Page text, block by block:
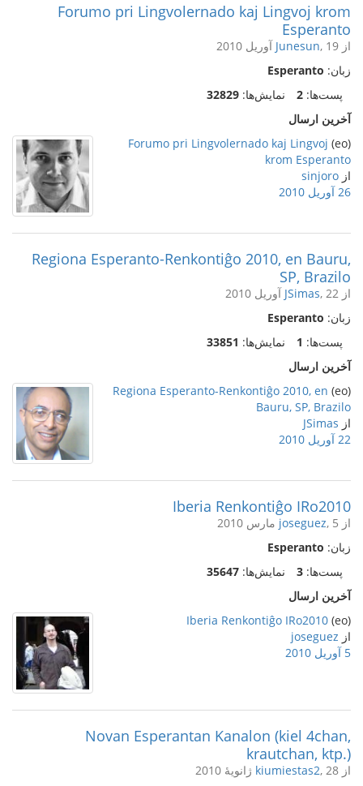
Forumo pri Lingvolernado kaj Lingvoj krom
Esperanto
از Junesun, 19 آوریل 2010
زبان: Esperanto
پست‌ها: 2 نمایش‌ها: 32829
آخرین ارسال
(eo)
Forumo pri Lingvolernado kaj Lingvoj
krom Esperanto
از sinjoro
26 آوریل 2010
Regiona Esperanto-Renkontiĝo 2010, en Bauru,
SP, Brazilo
از JSimas, 22 آوریل 2010
زبان: Esperanto
پست‌ها: 1 نمایش‌ها: 33851
آخرین ارسال
(eo)
Regiona Esperanto-Renkontiĝo 2010, en
Bauru, SP, Brazilo
از JSimas
22 آوریل 2010
Iberia Renkontiĝo IRo2010
از joseguez, 5 مارس 2010
زبان: Esperanto
پست‌ها: 3 نمایش‌ها: 35647
آخرین ارسال
(eo)
Iberia Renkontiĝo IRo2010
از joseguez
5 آوریل 2010
Novan Esperantan Kanalon (kiel 4chan,
krautchan, ktp.)
از kiumiestas2, 28 ژانویهٔ 2010